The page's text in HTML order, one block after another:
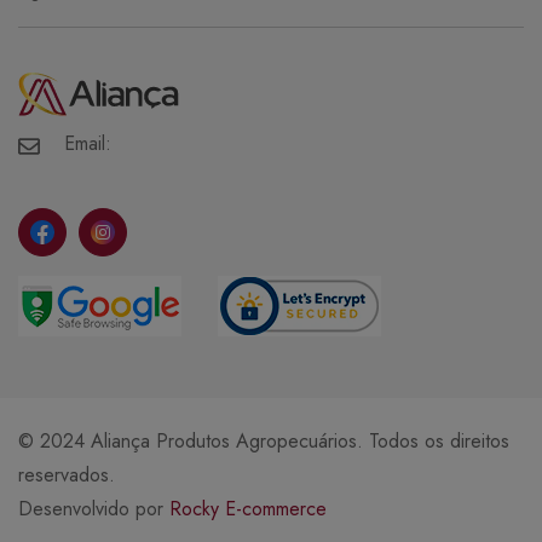
Minha Conta
Meus Pedidos
Meus Favoritos
Email:
© 2024 Aliança Produtos Agropecuários. Todos os direitos
reservados.
Desenvolvido por Rocky E-commerce